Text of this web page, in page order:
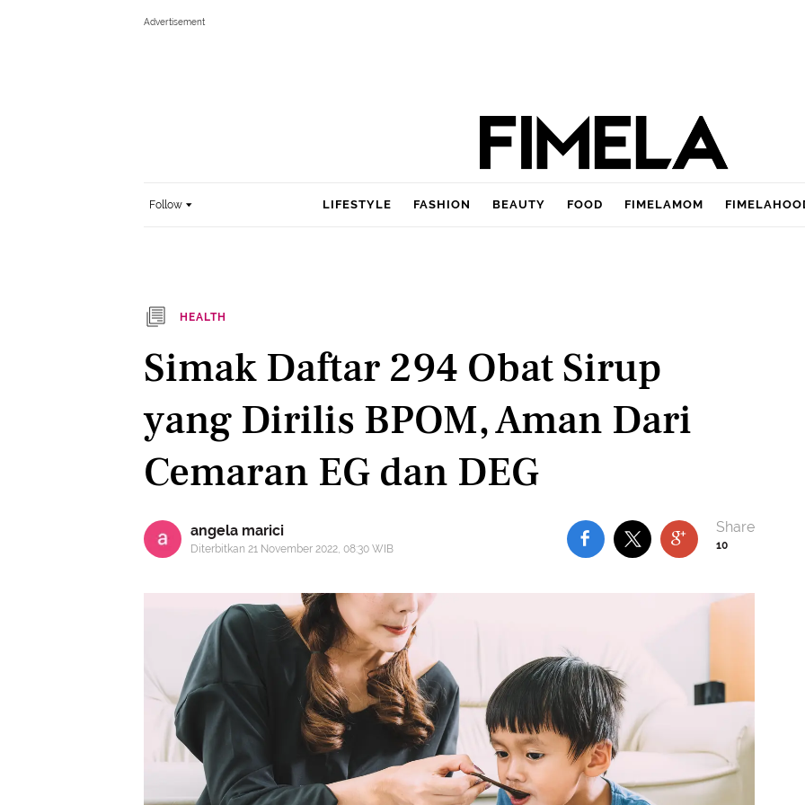
Follow LIFESTYLE FASHION BEAUTY FOOD FIMELAMOM
HEALTH
Simak Daftar 294 Obat Sirup
yang Dirilis BPOM, Aman Dari
Cemaran EG dan DEG
angela marici
Diterbitkan 21 November 2022, 08:30 WIB 10